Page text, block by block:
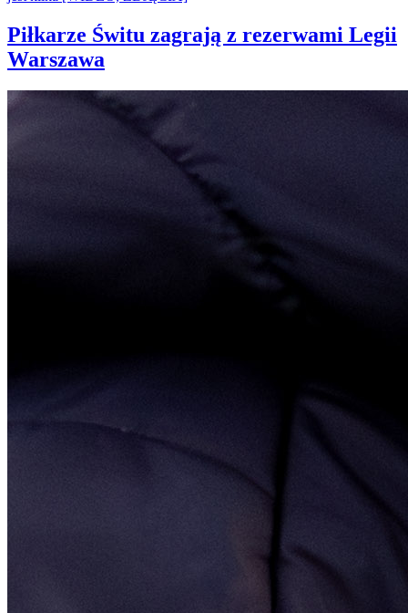
Piłkarze Świtu zagrają z rezerwami Legii
Warszawa